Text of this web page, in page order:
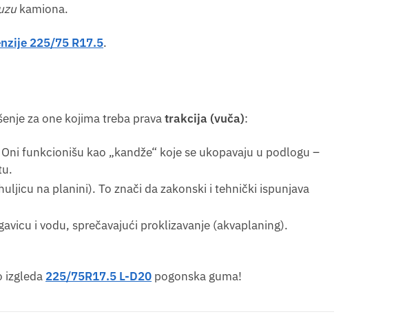
kamiona.
225/75 R17.5.
za one kojima treba pravatrakcija (vuča):
funkcionišu kao „kandže“ koje se ukopavaju u podlogu –
na planini). To znači da zakonski i tehnički ispunjava
i vodu, sprečavajući proklizavanje (akvaplaning).
izgleda 225/75R17.5 L-D20 pogonska guma!